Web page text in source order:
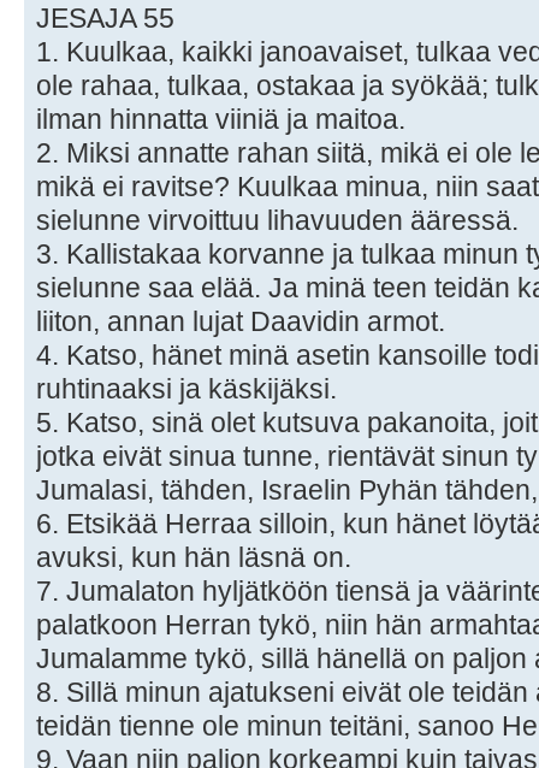
JESAJA 55
1. Kuulkaa, kaikki janoavaiset, tulkaa
ole rahaa, tulkaa, ostakaa ja syökää;
ilman hinnatta viiniä ja maitoa.
2. Miksi annatte rahan siitä, mikä ei ole
mikä ei ravitse? Kuulkaa minua, niin
sielunne virvoittuu lihavuuden ääressä.
3. Kallistakaa korvanne ja tulkaa minun
sielunne saa elää. Ja minä teen teidän
liiton, annan lujat Daavidin armot.
4. Katso, hänet minä asetin kansoille
ruhtinaaksi ja käskijäksi.
5. Katso, sinä olet kutsuva pakanoita,
jotka eivät sinua tunne, rientävät sinun
Jumalasi, tähden, Israelin Pyhän
6. Etsikää Herraa silloin, kun hänet
avuksi, kun hän läsnä on.
7. Jumalaton hyljätköön tiensä ja
palatkoon Herran tykö, niin hän
Jumalamme tykö, sillä hänellä on paljon
8. Sillä minun ajatukseni eivät ole
teidän tienne ole minun teitäni, sanoo
9. Vaan niin paljon korkeampi kuin